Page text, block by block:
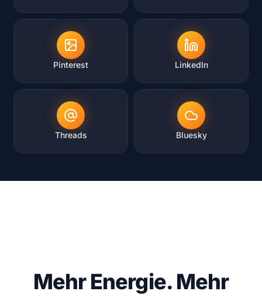
Pinterest LinkedIn
Threads Bluesky
Mehr Energie. Mehr